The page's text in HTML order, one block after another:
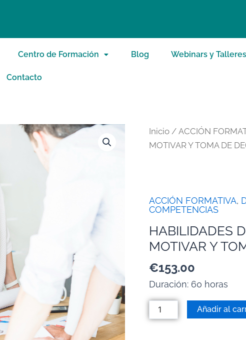
Centro de Formación Blog Webinars y Talleres
Contacto
Inicio / ACCIÓN
MOTIVAR Y TOMA DE
ACCIÓN FORMATIVA,
COMPETENCIAS
HABILIDADES
MOTIVAR Y
€153.00
Duración: 60 horas
Añadir al